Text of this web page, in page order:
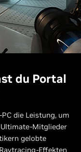
du Portal
die Leistung, um
Mitglieder
gelobte
Effekten